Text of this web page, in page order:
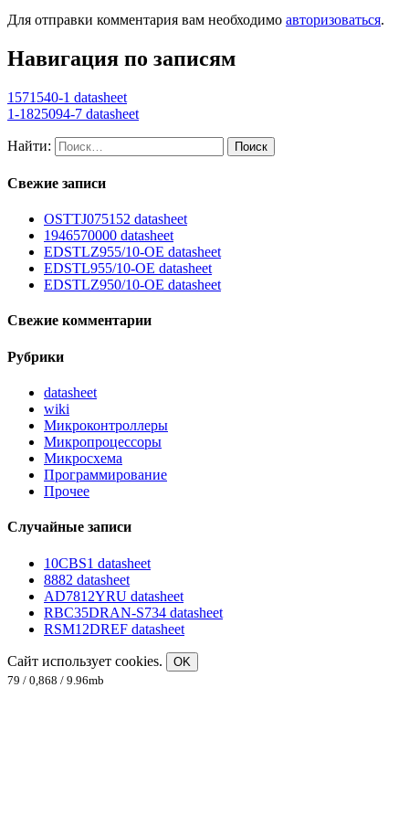
Для отправки комментария вам необходимо авторизоваться.
Навигация по записям
1571540-1 datasheet
1-1825094-7 datasheet
Найти:
Свежие записи
OSTTJ075152 datasheet
1946570000 datasheet
EDSTLZ955/10-OE datasheet
EDSTL955/10-OE datasheet
EDSTLZ950/10-OE datasheet
Свежие комментарии
Рубрики
datasheet
wiki
Микроконтроллеры
Микропроцессоры
Микросхема
Программирование
Прочее
Случайные записи
10CBS1 datasheet
8882 datasheet
AD7812YRU datasheet
RBC35DRAN-S734 datasheet
RSM12DREF datasheet
Сайт использует cookies.
OK
79 / 0,868 / 9.96mb